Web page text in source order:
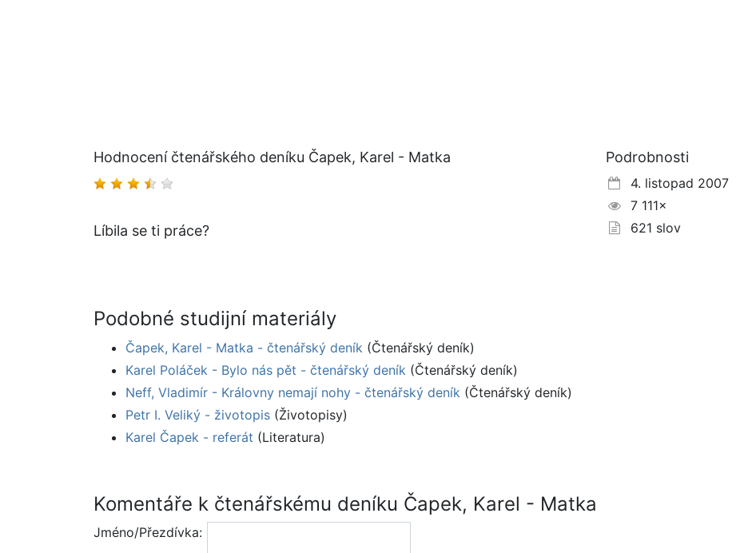
Hodnocení čtenářského deníku Čapek, Karel - Matka
Líbila se ti práce?
Podrobnosti
4. listopad 2007
7 111×
621 slov
Podobné studijní materiály
Čapek, Karel - Matka - čtenářský deník (Čtenářský deník)
Karel Poláček - Bylo nás pět - čtenářský deník (Čtenářský deník)
Neff, Vladimír - Královny nemají nohy - čtenářský deník (Čtenářský deník)
Petr I. Veliký - životopis (Životopisy)
Karel Čapek - referát (Literatura)
Komentáře k čtenářskému deníku Čapek, Karel - Matka
Jméno/Přezdívka: